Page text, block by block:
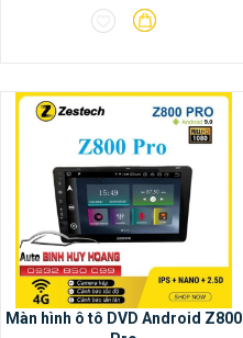
Màn hình ô tô DVD Android Z800